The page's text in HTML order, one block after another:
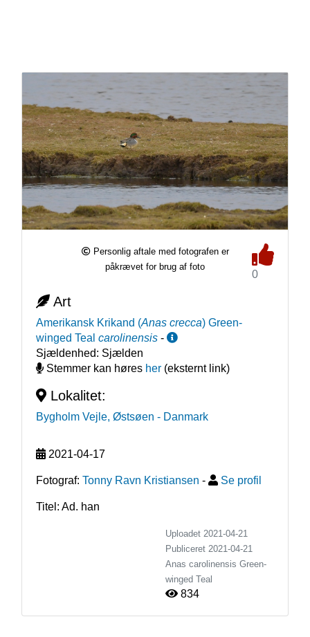
Personlig aftale med fotografen er
påkrævet for brug af foto
0
Art
Amerikansk Krikand (Anas crecca) Green-
winged Teal carolinensis -
Sjældenhed: Sjælden
Stemmer kan høres her(eksternt link)
Lokalitet:
Bygholm Vejle, Østsøen - Danmark
2021-04-17
Fotograf: Tonny Ravn Kristiansen - Se profil
Titel: Ad. han
Uploadet 2021-04-21
Publiceret 2021-04-21
Anas carolinensis Green-
winged Teal
834